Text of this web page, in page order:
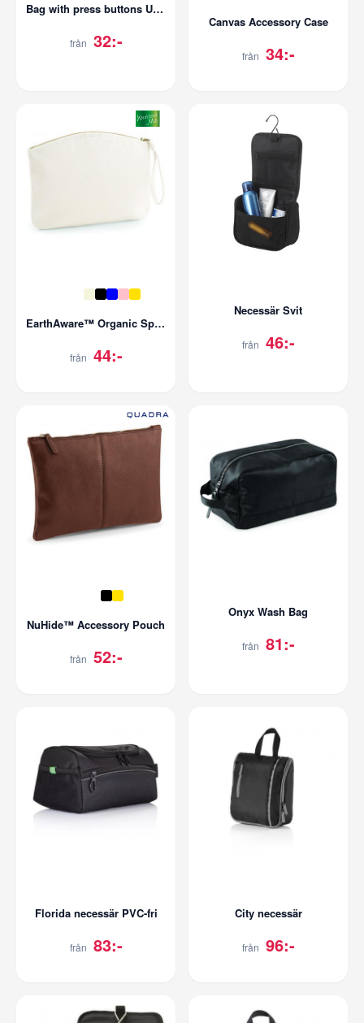
Bag with press buttons Universal
från 32:-
Canvas Accessory Case
från 34:-
EarthAware™ Organic Spring Wristlet
från 44:-
Necessär Svit
från 46:-
NuHide™ Accessory Pouch
från 52:-
Onyx Wash Bag
från 81:-
Florida necessär PVC-fri
från 83:-
City necessär
från 96:-